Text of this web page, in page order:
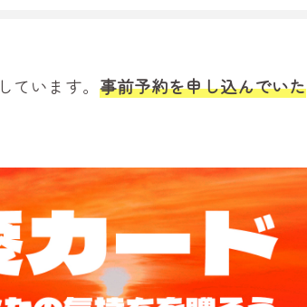
います。 事前予約を申し込んでいた